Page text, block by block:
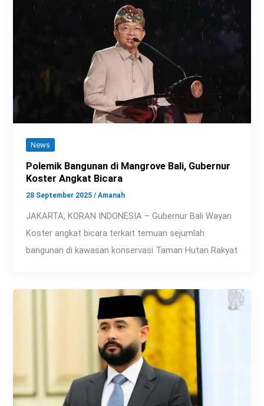
News
Polemik Bangunan di Mangrove Bali, Gubernur
Koster Angkat Bicara
28 September 2025/Amanah
JAKARTA, KORAN INDONESIA – Gubernur Bali Wayan
Koster angkat bicara terkait temuan sejumlah
bangunan di kawasan konservasi Taman Hutan Rakyat